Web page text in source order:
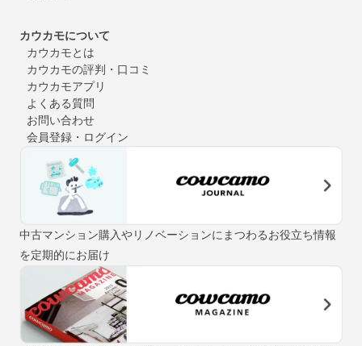
カウカモについて
カウカモとは
カウカモの評判・口コミ
カウカモアプリ
よくある質問
お問い合わせ
会員登録・ログイン
中古マンション購入やリノベーションにまつわるお役立ち情報
を定期的にお届け